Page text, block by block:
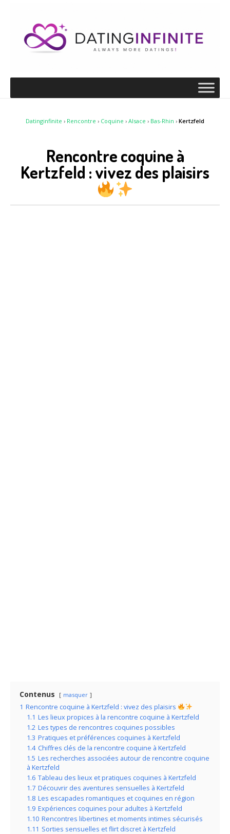
Datinginfinite › Rencontre › Coquine › Alsace › Bas-Rhin › Kertzfeld
Rencontre coquine à
Kertzfeld : vivez des plaisirs
Contenus masquer
1 Rencontre coquine à Kertzfeld : vivez des plaisirs
1.1 Les lieux propices à la rencontre coquine à Kertzfeld
1.2 Les types de rencontres coquines possibles
1.3 Pratiques et préférences coquines à Kertzfeld
1.4 Chiffres clés de la rencontre coquine à Kertzfeld
1.5 Les recherches associées autour de rencontre coquine
à Kertzfeld
1.6 Tableau des lieux et pratiques coquines à Kertzfeld
1.7 Découvrir des aventures sensuelles à Kertzfeld
1.8 Les escapades romantiques et coquines en région
1.9 Expériences coquines pour adultes à Kertzfeld
1.10 Rencontres libertines et moments intimes sécurisés
1.11 Sorties sensuelles et flirt discret à Kertzfeld